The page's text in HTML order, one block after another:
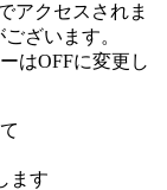
アクセスされま
ざいます。
はOFFに変更し
ます